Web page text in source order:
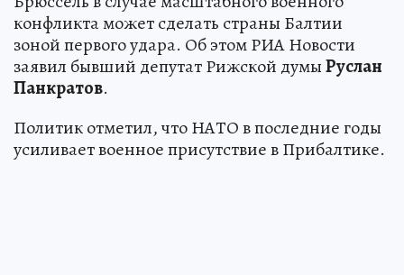
конфликта может сделать страны Балтии
зоной первого удара. Об этом РИА Новости
заявил бывший депутат Рижской думыРуслан
Панкратов.
Политик отметил, что НАТО в последние годы
усиливает военное присутствие в Прибалтике.